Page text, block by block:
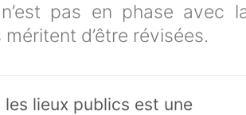
pas en phase avec
d’être révisées.
lieux publics est une